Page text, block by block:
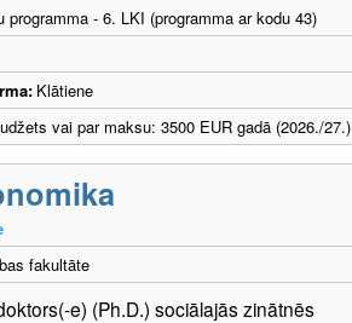
- 6. LKI (programma ar kodu 43)
Klātiene
vai par maksu: 3500 EUR gadā (2026./27.)
fakultāte
e) (Ph.D.) sociālajās zinātnēs